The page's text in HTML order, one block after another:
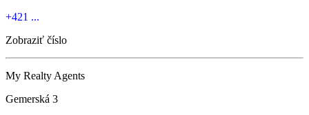
+421 ...
Zobraziť číslo
My Realty Agents
Gemerská 3